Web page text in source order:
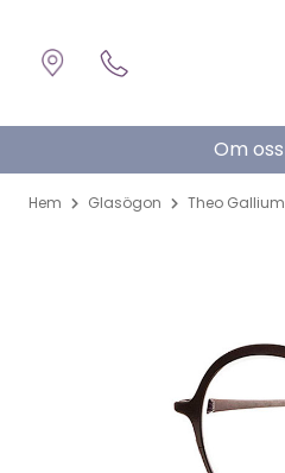
Om oss
Hem Glasögon Theo Gallium